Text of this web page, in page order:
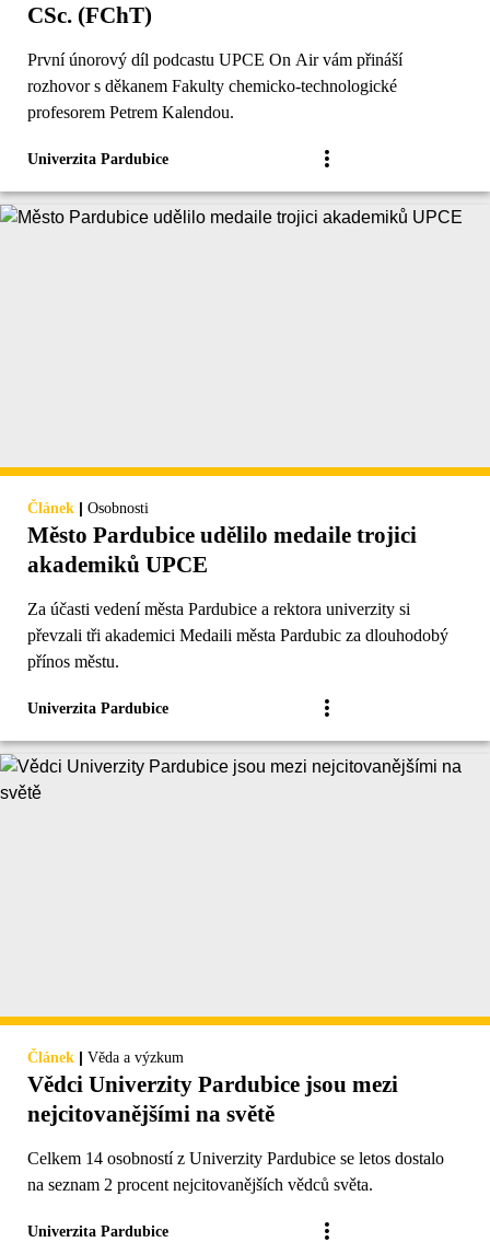
CSc. (FChT)
První únorový díl podcastu UPCE On Air vám přináší
rozhovor s děkanem Fakulty chemicko-technologické
profesorem Petrem Kalendou.
Univerzita Pardubice
Článek | Osobnosti
Město Pardubice udělilo medaile trojici
akademiků UPCE
Za účasti vedení města Pardubice a rektora univerzity si
převzali tři akademici Medaili města Pardubic za dlouhodobý
přínos městu.
Univerzita Pardubice
Článek | Věda a výzkum
Vědci Univerzity Pardubice jsou mezi
nejcitovanějšími na světě
Celkem 14 osobností z Univerzity Pardubice se letos dostalo
na seznam 2 procent nejcitovanějších vědců světa.
Univerzita Pardubice